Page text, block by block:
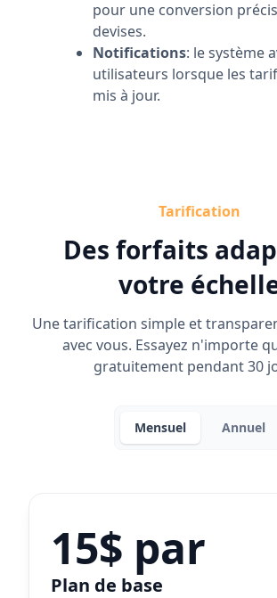
pour une conversion
devises.
Notifications: le système
utilisateurs lorsque les
mis à jour.
Tarification
Des forfaits
votre
Une tarification simple et
avec vous. Essayez n'importe
gratuitement pendant 30
Mensuel Annuel
Plan de base
15$ par